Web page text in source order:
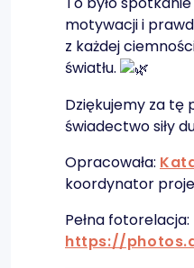
motywacji i
z każdej
światłu.
Dziękujemy za tę
świadectwo siły
Opracowała:
koordynator
Pełna fotorelacja:
https://